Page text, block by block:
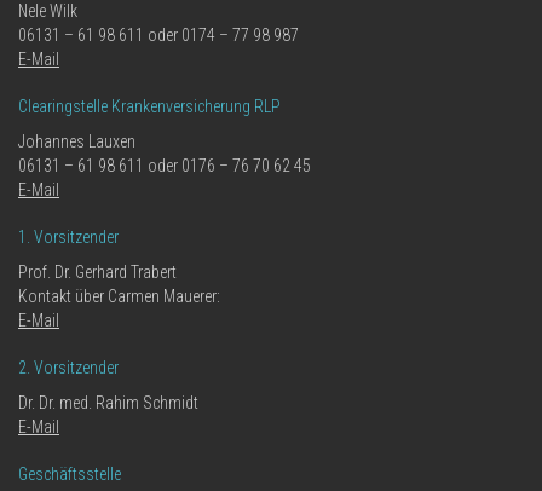
Nele Wilk
06131 – 61 98 611 oder 0174 – 77 98 987
E-Mail
Clearingstelle Krankenversicherung RLP
Johannes Lauxen
06131 – 61 98 611 oder 0176 – 76 70 62 45
E-Mail
1. Vorsitzender
Prof. Dr. Gerhard Trabert
Kontakt über Carmen Mauerer:
E-Mail
2. Vorsitzender
Dr. Dr. med. Rahim Schmidt
E-Mail
Geschäftsstelle